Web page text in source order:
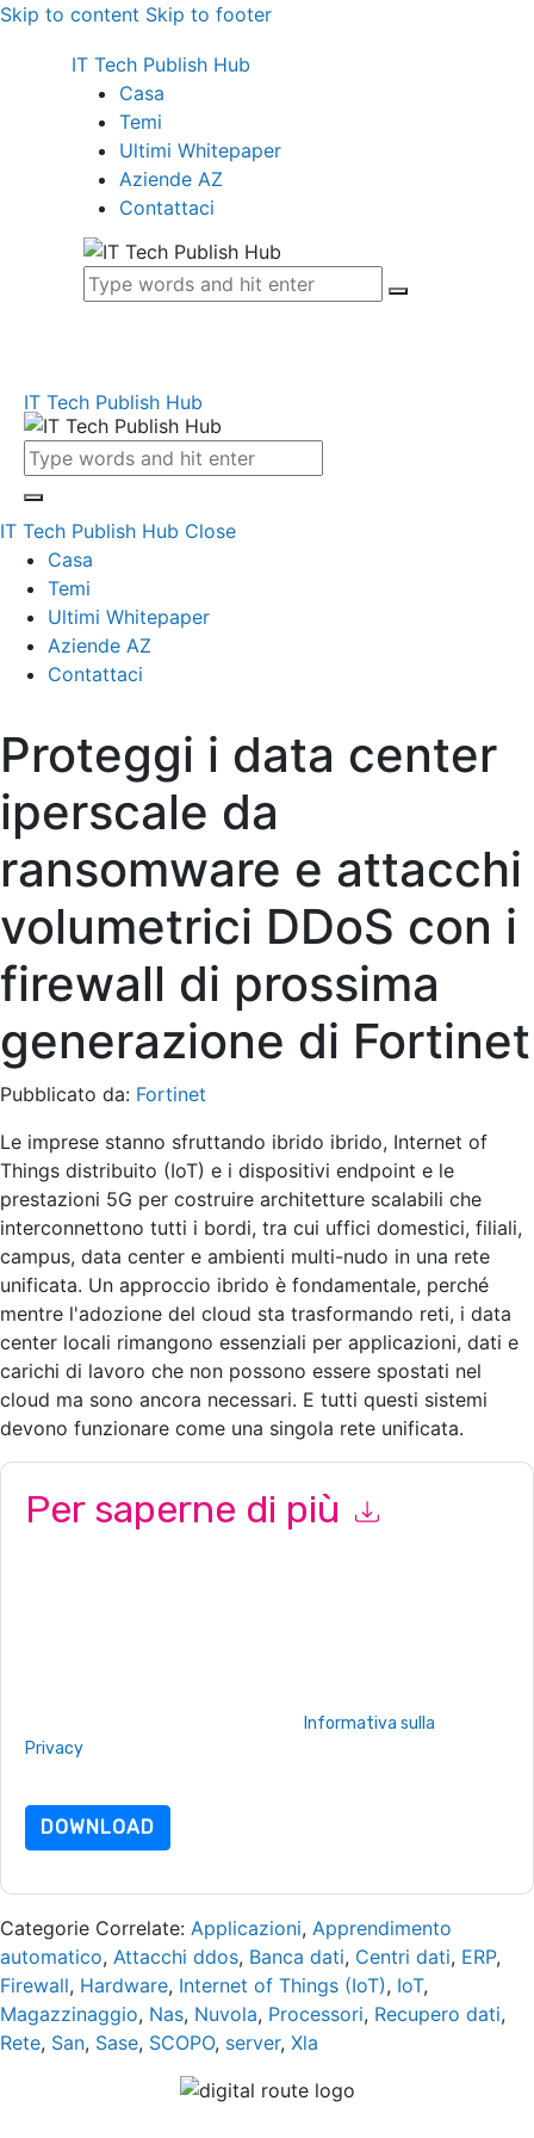
Skip to content Skip to footer
IT Tech Publish Hub
Casa
Temi
Ultimi Whitepaper
Aziende AZ
Contattaci
IT Tech Publish Hub
IT Tech Publish Hub Close
Casa
Temi
Ultimi Whitepaper
Aziende AZ
Contattaci
Proteggi i data center
iperscale da
ransomware e attacchi
volumetrici DDoS con i
firewall di prossima
generazione di Fortinet
Pubblicato da: Fortinet
Le imprese stanno sfruttando ibrido ibrido, Internet of
Things distribuito (IoT) e i dispositivi endpoint e le
prestazioni 5G per costruire architetture scalabili che
interconnettono tutti i bordi, tra cui uffici domestici, filiali,
campus, data center e ambienti multi-nudo in una rete
unificata. Un approccio ibrido è fondamentale, perché
mentre l'adozione del cloud sta trasformando reti, i data
center locali rimangono essenziali per applicazioni, dati e
carichi di lavoro che non possono essere spostati nel
cloud ma sono ancora necessari. E tutti questi sistemi
devono funzionare come una singola rete unificata.
Per saperne di più
Informativa sulla
Privacy.In caso di ulteriori domande, inviare un'e-mail
DOWNLOAD
Categorie Correlate: Applicazioni, Apprendimento
automatico, Attacchi ddos, Banca dati, Centri dati, ERP,
Firewall, Hardware, Internet of Things (IoT), IoT,
Magazzinaggio, Nas, Nuvola, Processori, Recupero dati,
Rete, San, Sase, SCOPO, server, Xla